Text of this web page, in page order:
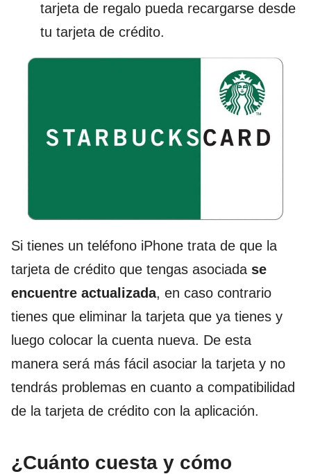
tarjeta de regalo pueda recargarse desde
tu tarjeta de crédito.
Si tienes un teléfono iPhone trata de que la
tarjeta de crédito que tengas asociada se
encuentre actualizada, en caso contrario
tienes que eliminar la tarjeta que ya tienes y
luego colocar la cuenta nueva. De esta
manera será más fácil asociar la tarjeta y no
tendrás problemas en cuanto a compatibilidad
de la tarjeta de crédito con la aplicación.
¿Cuánto cuesta y cómo